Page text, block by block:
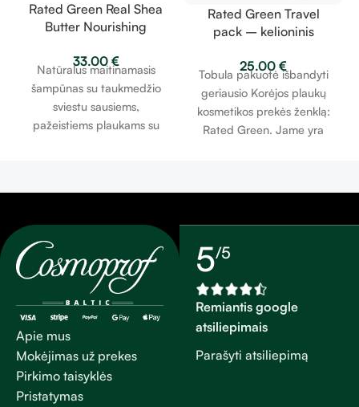
Rated Green Real Shea
Butter Nourishing
sviesto maitinamasis
šampūnas 400ml
33.00 €
Natūralus maitinamasis
šampūnas su taukmedžio
sviestu sausiems,
pažeistiems plaukams su
Rated Green Travel
pack – kelioninis
25.00 €
Tobula pakuotė išbandyti
geriausio Korėjos plaukų
kosmetikos prekės ženklą:
Rated Green. Jame yra
Apie mus
Mokėjimas už prekes
Pirkimo taisyklės
Pristatymas
5/5
Remiantis google
atsiliepimais
Parašyti atsiliepimą